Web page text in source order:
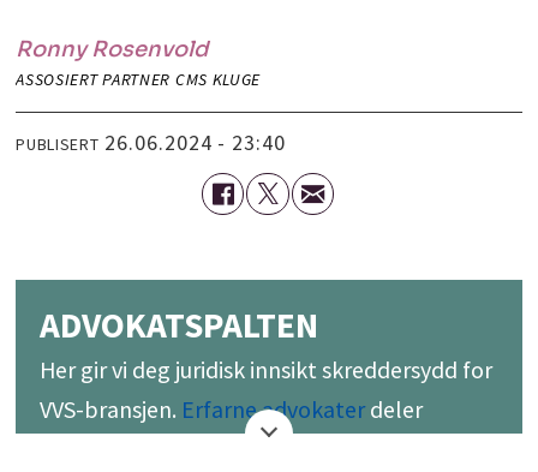
Ronny Rosenvold
ASSOSIERT PARTNER CMS KLUGE
PUBLISERT 26.06.2024 - 23:40
ADVOKATSPALTEN
Her gir vi deg juridisk innsikt skreddersydd for
VVS-bransjen. Erfarne advokaterdeler